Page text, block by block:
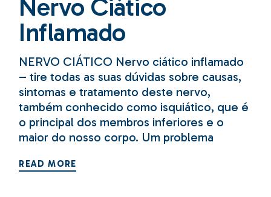
Nervo Ciático
Inflamado
NERVO CIÁTICO Nervo ciático inflamado
– tire todas as suas dúvidas sobre causas,
sintomas e tratamento deste nervo,
também conhecido como isquiático, que é
o principal dos membros inferiores e o
maior do nosso corpo. Um problema
READ MORE